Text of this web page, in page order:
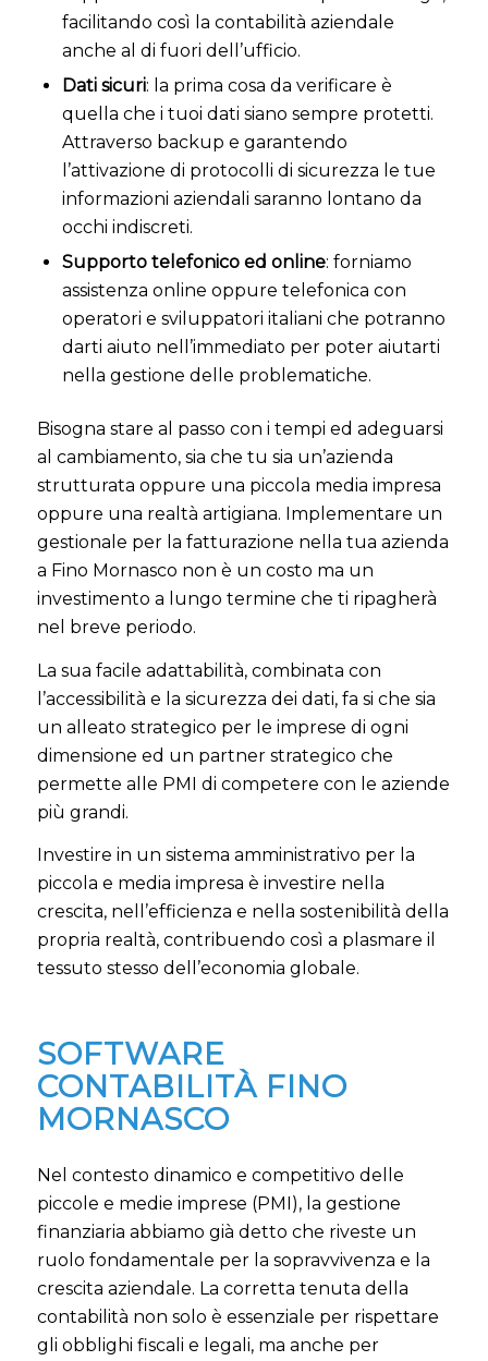
facilitando così la contabilità aziendale
anche al di fuori dell’ufficio.
Dati sicuri: la prima cosa da verificare è
quella che i tuoi dati siano sempre protetti.
Attraverso backup e garantendo
l’attivazione di protocolli di sicurezza le tue
informazioni aziendali saranno lontano da
occhi indiscreti.
Supporto telefonico ed online: forniamo
assistenza online oppure telefonica con
operatori e sviluppatori italiani che potranno
darti aiuto nell’immediato per poter aiutarti
nella gestione delle problematiche.
Bisogna stare al passo con i tempi ed adeguarsi
al cambiamento, sia che tu sia un’azienda
strutturata oppure una piccola media impresa
oppure una realtà artigiana. Implementare un
gestionale per la fatturazione nella tua azienda
a Fino Mornasco non è un costo ma un
investimento a lungo termine che ti ripagherà
nel breve periodo.
La sua facile adattabilità, combinata con
l’accessibilità e la sicurezza dei dati, fa si che sia
un alleato strategico per le imprese di ogni
dimensione ed un partner strategico che
permette alle PMI di competere con le aziende
più grandi.
Investire in un sistema amministrativo per la
piccola e media impresa è investire nella
crescita, nell’efficienza e nella sostenibilità della
propria realtà, contribuendo così a plasmare il
tessuto stesso dell’economia globale.
SOFTWARE
CONTABILITÀ FINO
MORNASCO
Nel contesto dinamico e competitivo delle
piccole e medie imprese (PMI), la gestione
finanziaria abbiamo già detto che riveste un
ruolo fondamentale per la sopravvivenza e la
crescita aziendale. La corretta tenuta della
contabilità non solo è essenziale per rispettare
gli obblighi fiscali e legali, ma anche per